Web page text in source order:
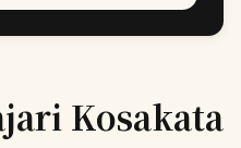
Kosakata